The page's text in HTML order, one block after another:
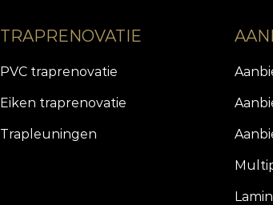
TRAPRENOVATIE
PVC traprenovatie
Eiken traprenovatie
Trapleuningen